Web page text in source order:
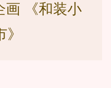
画 《和装小